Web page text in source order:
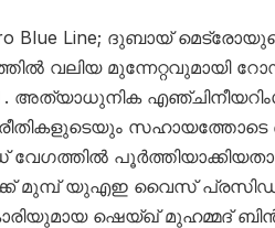
Blue Line; ദുബായ്
വലിയ
. അത്യാധുനിക
സഹായത്തോടെ
വേഗത്തിൽ
മുമ്പ് യുഎഇ വൈസ്
ഷെയ്ഖ് മുഹമ്മദ്